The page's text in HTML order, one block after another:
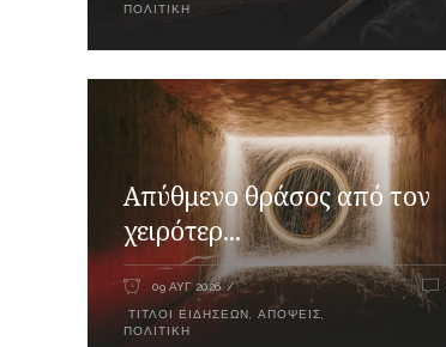
ΠΟΛΙΤΙΚΉ
Απύθμενο θράσος από τον
χειρότερ...
09 ΑΥΓ 2026
ΤΊΤΛΟΙ ΕΙΔΉΣΕΩΝ ΑΠΌΨΕΙΣ
ΠΟΛΙΤΙΚΉ